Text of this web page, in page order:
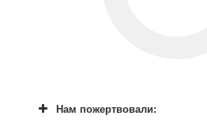
Нам пожертвовали: